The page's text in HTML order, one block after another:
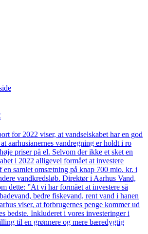
for 2022 viser, at vandselskabet har en god
aarhusianernes vandregning er holdt i ro
priser på el. Selvom der ikke et sket en
i 2022 alligevel formået at investere
en samlet omsætning på knap 700 mio. kr. i
vandkredsløb. Direktør i Aarhus Vand,
dette: ”At vi har formået at investere så
bedre fiskevand, rent vand i hanen
viser, at forbrugernes penge kommer ud
bedste. Inkluderet i vores investeringer i
til en grønnere og mere bæredygtig